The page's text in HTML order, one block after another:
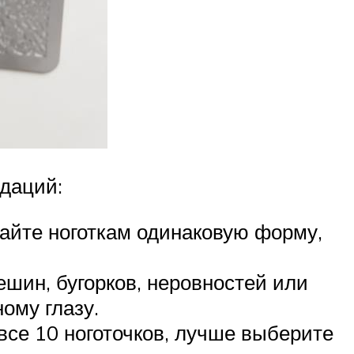
ноготкам одинаковую форму,
бугорков, неровностей или
глазу.
10 ноготочков, лучше выберите